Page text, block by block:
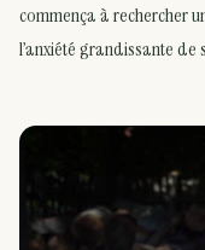
commença à rechercher
l’anxiété grandissante de